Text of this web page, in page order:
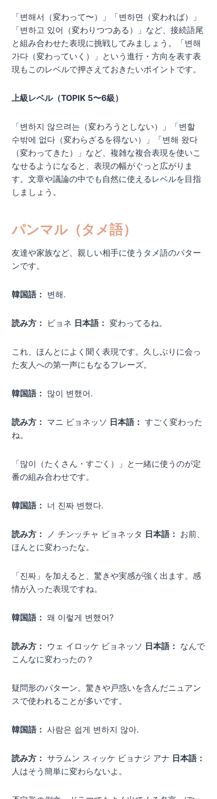
「변해서（変わって〜）」「변하면（変われば）」
「변하고 있어（変わりつつある）」など、接続語尾
と組み合わせた表現に挑戦してみましょう。「변해
가다（変わっていく）」という進行・方向を表す表
現もこのレベルで押さえておきたいポイントです。
上級レベル（TOPIK 5〜6級）
「변하지 않으려는（変わろうとしない）」「변할
수밖에 없다（変わらざるを得ない）」「변해 왔다
（変わってきた）」など、複雑な複合表現を使いこ
なせるようになると、表現の幅がぐっと広がりま
す。文章や議論の中でも自然に使えるレベルを目指
しましょう。
パンマル（タメ語）
友達や家族など、親しい相手に使うタメ語のパター
ンです。
韓国語： 변해.
読み方： ビョネ 日本語： 変わってるね。
これ、ほんとによく聞く表現です。久しぶりに会っ
た友人への第一声にもなるフレーズ。
韓国語： 많이 변했어.
読み方： マニ ビョネッソ 日本語： すごく変わった
ね。
「많이（たくさん・すごく）」と一緒に使うのが定
番の組み合わせです。
韓国語： 너 진짜 변했다.
読み方： ノ チンッチャ ビョネッタ 日本語： お前、
ほんとに変わったな。
「진짜」を加えると、驚きや実感が強く出ます。感
情が入った表現ですね。
韓国語： 왜 이렇게 변했어?
読み方： ウェ イロッケ ビョネッソ 日本語： なんで
こんなに変わったの？
疑問形のパターン。驚きや戸惑いを含んだニュアン
スで使われることが多いです。
韓国語： 사람은 쉽게 변하지 않아.
読み方： サラムン スィッケ ビョナジ アナ 日本語：
人はそう簡単に変わらないよ。